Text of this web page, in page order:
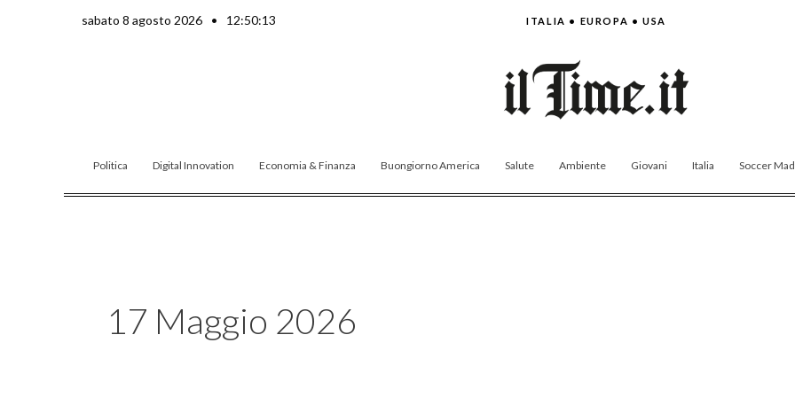
sabato 8 agosto 2026 • 12:50:15 ITALIA • EUROPA • USA
Politica Digital Innovation Economia & Finanza Buongiorno America Salute Ambiente Giovani Italia Soccer
17 Maggio 2026